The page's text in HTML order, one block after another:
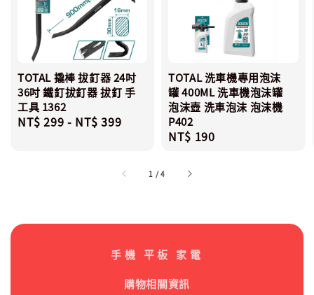
TOTAL 撬棒 拔釘器 24吋
36吋 鐵釘拔釘器 拔釘 手
工具 1362
Regular
NT$ 299 - NT$ 399
TOTAL 洗車機專用泡沫
罐 400ML 洗車機泡沫罐
泡沫壺 洗車泡沫 泡沫機
P402
Regular
NT$ 190
1 /4
手機 平板 家電
購物相關資訊